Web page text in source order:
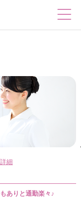
細
ありと通勤楽々♪